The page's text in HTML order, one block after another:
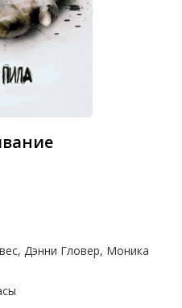
Дэнни Гловер, Моника